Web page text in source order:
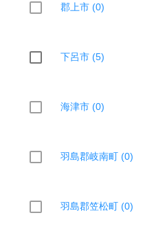
郡上市 (0)
下呂市 (5)
海津市 (0)
羽島郡岐南町 (0)
羽島郡笠松町 (0)